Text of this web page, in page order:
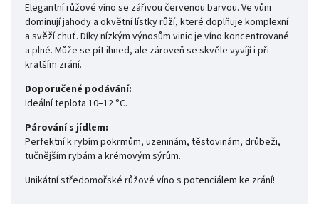
Elegantní růžové víno se zářivou červenou barvou. Ve vůni
dominují jahody a okvětní lístky růží, které doplňuje komplexní
a svěží chuť. Díky nízkým výnosům vinic je víno koncentrované
a plné. Může se pít ihned, ale zároveň se skvěle vyvíjí i při
kratším zrání.
Doporučené podávání:
Ideální teplota 10–12 °C.
Párování s jídlem:
Perfektní k rybím pokrmům, uzeninám, těstovinám, drůbeži,
tučnějším rybám a krémovým sýrům.
Unikátní středomořské růžové víno s potenciálem ke zrání!